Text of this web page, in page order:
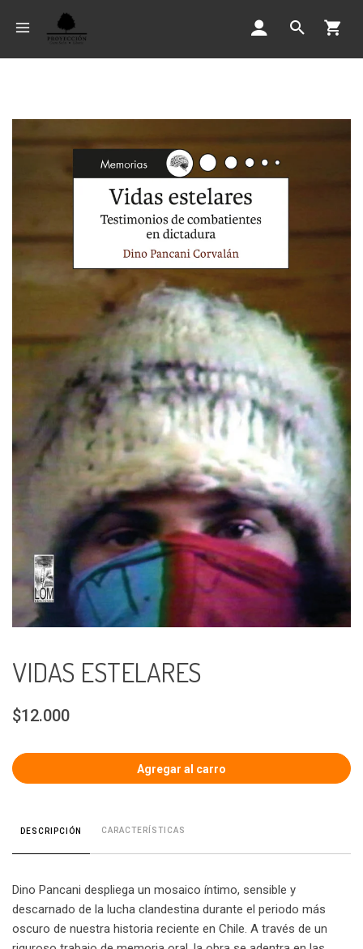
VIDAS ESTELARES
$12.000
DESCRIPCIÓN CARACTERÍSTICAS
Dino Pancani despliega un mosaico íntimo, sensible y
descarnado de la lucha clandestina durante el periodo más
oscuro de nuestra historia reciente en Chile. A través de un